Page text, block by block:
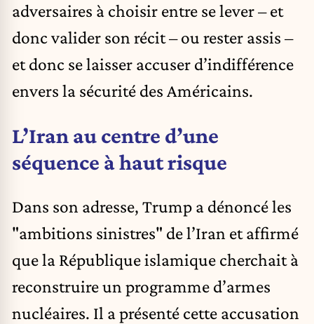
adversaires à choisir entre se lever – et
donc valider son récit – ou rester assis –
et donc se laisser accuser d’indifférence
envers la sécurité des Américains.
L’Iran au centre d’une
séquence à haut risque
Dans son adresse, Trump a dénoncé les
"ambitions sinistres" de l’Iran et affirmé
que la République islamique cherchait à
reconstruire un programme d’armes
nucléaires. Il a présenté cette accusation